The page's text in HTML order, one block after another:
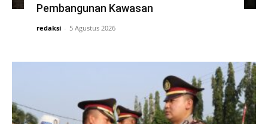
Pembangunan Kawasan
redaksi - 5 Agustus 2026